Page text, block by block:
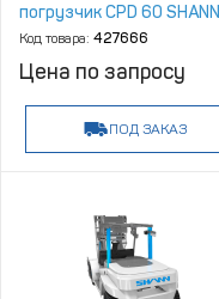
погрузчик CPD 60 SHANN
Код товара: 427666
Цена по запросу
ПОД ЗАКАЗ